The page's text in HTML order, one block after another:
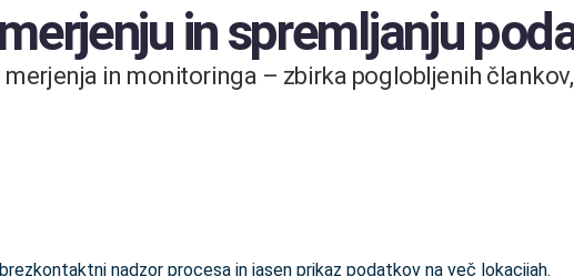
in spremljanju
in monitoringa – zbirka poglobljenih